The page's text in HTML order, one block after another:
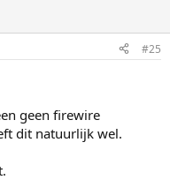
o
l
a
g
#25
geen firewire
dit natuurlijk wel.